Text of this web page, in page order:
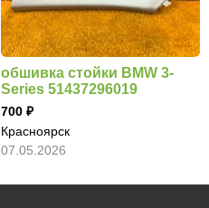
обшивка стойки BMW 3-
Series 51437296019
700
Красноярск
07.05.2026